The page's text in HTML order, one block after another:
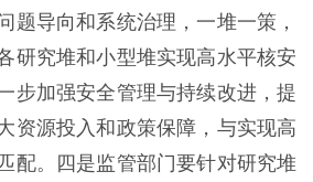
题导向和系统治理，一堆一策，
研究堆和小型堆实现高水平核安
步加强安全管理与持续改进，提
资源投入和政策保障，与实现高
配。四是监管部门要针对研究堆